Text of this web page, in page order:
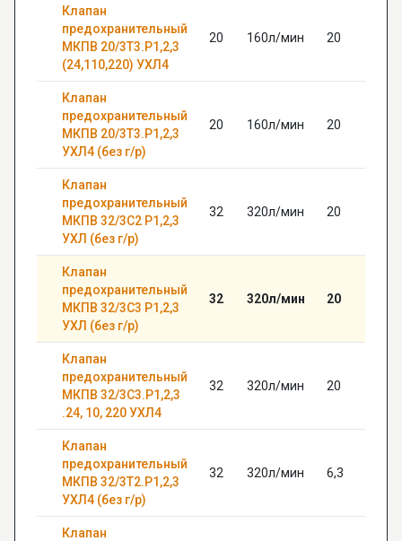
Клапан
предохранительный
МКПВ 20/3Т3.Р1,2,3
(24,110,220) УХЛ4
20 160л/мин 20
Клапан
предохранительный
МКПВ 20/3Т3.Р1,2,3
УХЛ4 (без г/р)
20 160л/мин 20
Клапан
предохранительный
МКПВ 32/3С2 Р1,2,3
УХЛ (без г/р)
32 320л/мин 20
Клапан
предохранительный
МКПВ 32/3С3 Р1,2,3
УХЛ (без г/р)
32 320л/мин 20
Клапан
предохранительный
МКПВ 32/3С3.Р1,2,3
.24, 10, 220 УХЛ4
32 320л/мин 20
Клапан
предохранительный
МКПВ 32/3Т2.Р1,2,3
УХЛ4 (без г/р)
32 320л/мин 6,3
Клапан